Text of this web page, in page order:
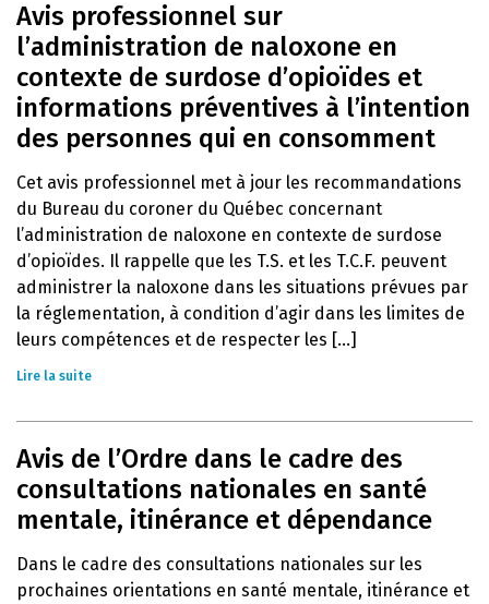
Avis professionnel sur
l’administration de naloxone en
contexte de surdose d’opioïdes et
informations préventives à l’intention
des personnes qui en consomment
Cet avis professionnel met à jour les recommandations
du Bureau du coroner du Québec concernant
l’administration de naloxone en contexte de surdose
d’opioïdes. Il rappelle que les T.S. et les T.C.F. peuvent
administrer la naloxone dans les situations prévues par
la réglementation, à condition d’agir dans les limites de
leurs compétences et de respecter les [...]
Lire la suite
Avis de l’Ordre dans le cadre des
consultations nationales en santé
mentale, itinérance et dépendance
Dans le cadre des consultations nationales sur les
prochaines orientations en santé mentale, itinérance et